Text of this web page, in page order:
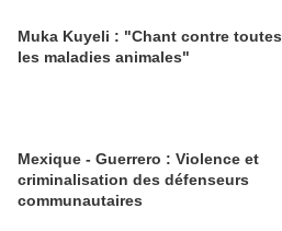
Muka Kuyeli : "Chant contre toutes
les maladies animales"
Mexique - Guerrero : Violence et
criminalisation des défenseurs
communautaires